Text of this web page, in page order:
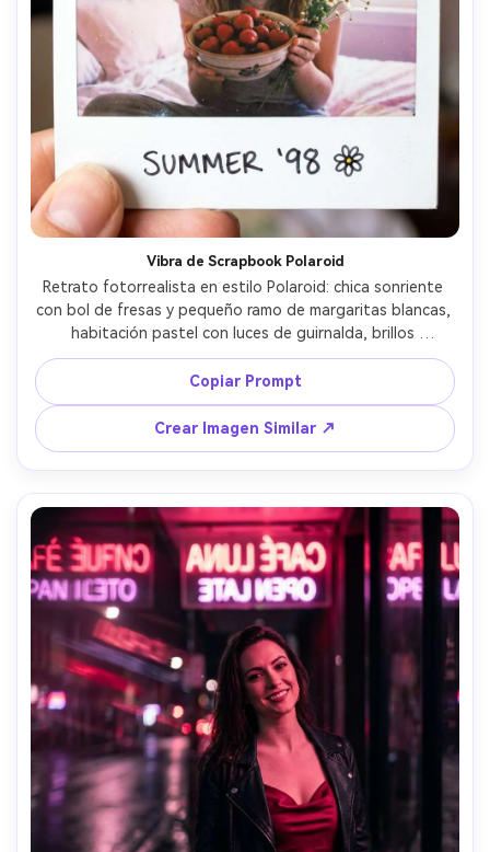
Vibra de Scrapbook Polaroid
Retrato fotorrealista en estilo Polaroid: chica sonriente
con bol de fresas y pequeño ramo de margaritas blancas,
habitación pastel con luces de guirnalda, brillos
sobreexpuestos, grano suave de película, motas de
polvo, cambio vintage de color, tomada con 50mm f/2,
composición centrada, estética nostálgica de dormitorio
adolescente, detalles ultrarrealistas --ar 4:5
Copiar Prompt
Crear Imagen Similar ↗